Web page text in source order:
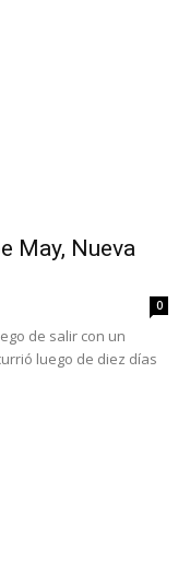
May, Nueva
0
de salir con un
luego de diez días